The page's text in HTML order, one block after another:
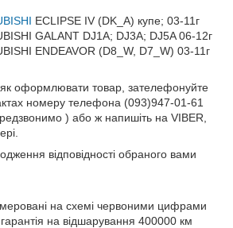
ECLIPSE IV (DK_A) купе; 03-11г
GALANT DJ1A; DJ3A; DJ5A 06-12г
ENDEAVOR (D8_W, D7_W) 03-11г
оформлювати товар, зателефонуйте
номеру телефона (093)947-01-61
) або ж напишіть на VIBER,
відповідності обраного вами
на схемі червоними цифрами
на відшарування 400000 км